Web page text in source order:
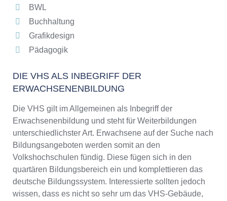
BWL
Buchhaltung
Grafikdesign
Pädagogik
DIE VHS ALS INBEGRIFF DER
ERWACHSENENBILDUNG
Die VHS gilt im Allgemeinen als Inbegriff der
Erwachsenenbildung und steht für Weiterbildungen
unterschiedlichster Art. Erwachsene auf der Suche nach
Bildungsangeboten werden somit an den
Volkshochschulen fündig. Diese fügen sich in den
quartären Bildungsbereich ein und komplettieren das
deutsche Bildungssystem. Interessierte sollten jedoch
wissen, dass es nicht so sehr um das VHS-Gebäude,